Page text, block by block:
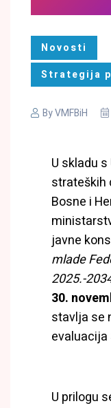
Novosti
Strategija
ByVMFBiH
U skladu
strateških
Bosne i
javne
mlade
2025.-
30.
stavlja se
U prilogu